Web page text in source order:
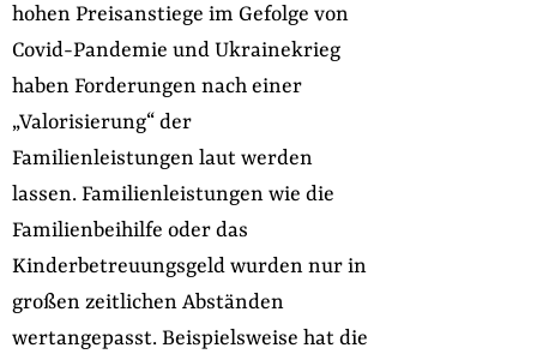
hohen Preisanstiege im Gefolge von
Covid-Pandemie und Ukrainekrieg
haben Forderungen nach einer
„Valorisierung“ der
Familienleistungen laut werden
lassen. Familienleistungen wie die
Familienbeihilfe oder das
Kinderbetreuungsgeld wurden nur in
großen zeitlichen Abständen
wertangepasst. Beispielsweise hat die